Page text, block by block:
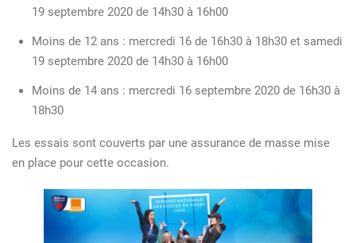
19 septembre 2020 de 14h30 à 16h00
Moins de 12 ans : mercredi 16 de 16h30 à 18h30 et samedi
19 septembre 2020 de 14h30 à 16h00
Moins de 14 ans : mercredi 16 septembre 2020 de 16h30 à
18h30
Les essais sont couverts par une assurance de masse mise
en place pour cette occasion.